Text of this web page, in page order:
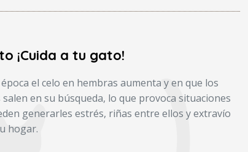
¡Cuida a tu gato!
el celo en hembras aumenta y en que los
salen en su búsqueda, lo que provoca situaciones
generarles estrés, riñas entre ellos y extravío
hogar.